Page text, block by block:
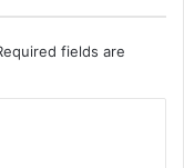
fields are